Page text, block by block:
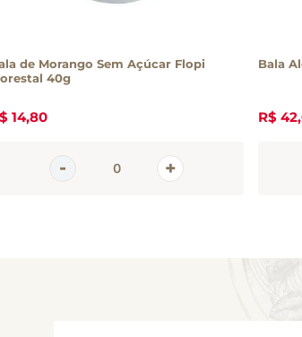
de Morango Sem Açúcar Flopi
40g
14,80
Bala
R$ 42,